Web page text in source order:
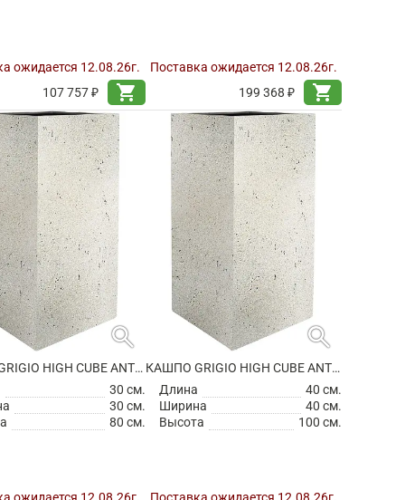
ожидается 12.08.26г.
107 757 ₽
shopping_cart
Поставка ожидается 12.08.26г.
199 368 ₽
shopping_cart
search
КАШПО GRIGIO HIGH CUBE ANTIQUE WHITE
30 см.
30 см.
80 см.
search
КАШПО GRIGIO HIGH CUBE ANTIQUE WHITE
Длина
40 см.
Ширина
40 см.
Высота
100 см.